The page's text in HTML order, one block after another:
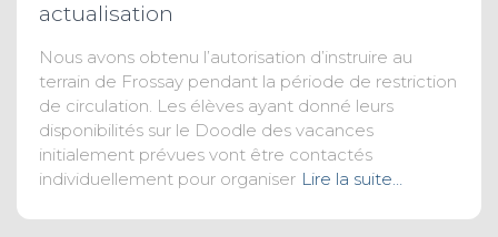
actualisation
Nous avons obtenu l’autorisation d’instruire au
terrain de Frossay pendant la période de restriction
de circulation. Les élèves ayant donné leurs
disponibilités sur le Doodle des vacances
initialement prévues vont être contactés
individuellement pour organiser Lire la suite…